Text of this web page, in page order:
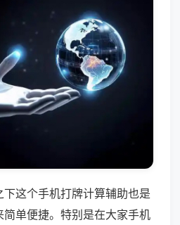
这个手机打牌计算辅助也是
单便捷。特别是在大家手机